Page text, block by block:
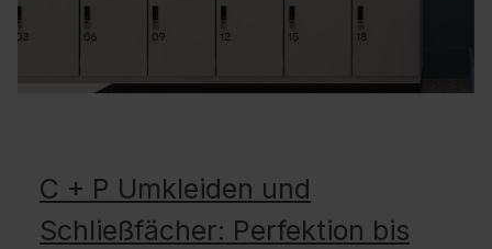
C + P Umkleiden und
Schließfächer: Perfektion bis